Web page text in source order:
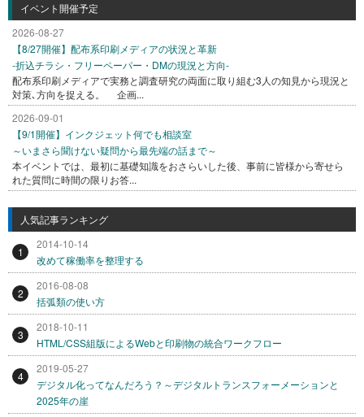
イベント開催予定
2026-08-27
【8/27開催】配布系印刷メディアの状況と革新
-折込チラシ・フリーペーパー・DMの現況と方向-
配布系印刷メディアで実務と調査研究の両面に取り組む3人の知見から現況と
対策､方向を捉える。 企画...
2026-09-01
【9/1開催】インクジェット何でも相談室
～いまさら聞けない疑問から最先端の話まで～
本イベントでは、最初に基礎知識をおさらいした後、事前に皆様から寄せら
れた質問に時間の限りお答...
人気記事ランキング
1
2014-10-14
改めて稼働率を整理する
2
2016-08-08
括弧類の使い方
3
2018-10-11
HTML/CSS組版によるWebと印刷物の統合ワークフロー
4
2019-05-27
デジタル化ってなんだろう？～デジタルトランスフォーメーションと
2025年の崖